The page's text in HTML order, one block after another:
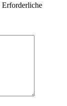
Erforderliche